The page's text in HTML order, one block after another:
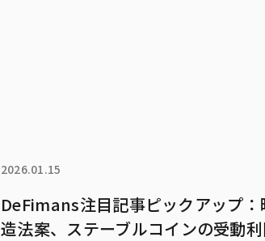
2026.01.15
DeFimans注目記事ピックアップ
造法案、ステーブルコインの受動